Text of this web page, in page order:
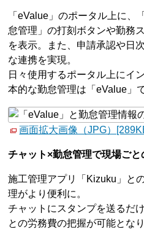
「eValue」のポータル上に、
怠管理」の打刻ボタンや勤務
を表示。また、申請承認や日
な連携を実現。
日々使用するポータル上にイ
本的な勤怠管理は「eValue」
画面拡大画像（JPG）
チャット×勤怠管理で現場ご
施工管理アプリ「Kizuku」と
理がより便利に。
チャットにスタンプを送るだ
との労務費の把握が可能となり